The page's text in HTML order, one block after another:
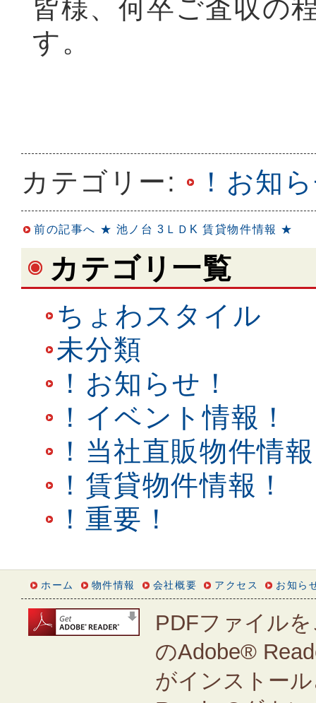
皆様、何卒ご査収の
す。
カテゴリー: ！お知
前の記事へ ★ 池ノ台 3ＬＤK 賃貸物件情報 ★
カテゴリ一覧
ちょわスタイル
未分類
！お知らせ！
！イベント情報！
！当社直販物件情
！賃貸物件情報！
！重要！
ホーム 物件情報 会社概要 アクセス お知ら
PDFファイル
のAdobe®
がインストー